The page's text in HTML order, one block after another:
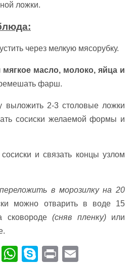
ложки.
через мелкую мясорубку.
масло, молоко, яйца и
фарш.
2-3 столовые ложки
сосиски желаемой формы и
и связать концы узлом
в морозилку на 20
можно отварить в воде 15
сковороде (сняв пленку)или
Vi W S Pr